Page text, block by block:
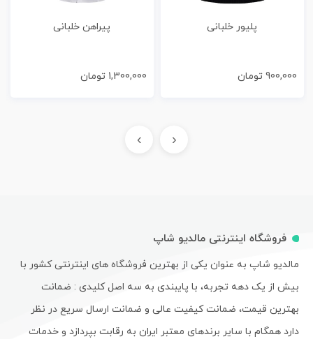
پلیور خلبانی
900,000 تومان
پیراهن خلبانی
1,300,000 تومان
‹
›
فروشگاه اینترنتی مالدیو شاپ
مالدیو شاپ به عنوان یکی از بهترین فروشگاه های اینترنتی کشور با
بیش از یک دهه تجربه، با پایبندی به سه اصل کلیدی : ضمانت
بهترین قیمت، ضمانت کیفیت عالی و ضمانت ارسال سریع در نظر
دارد همگام با سایر برندهای معتبر ایران به رقابت بپردازد و خدمات